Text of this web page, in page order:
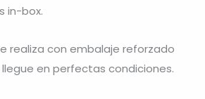
in-box.
realiza con embalaje reforzado
en perfectas condiciones.